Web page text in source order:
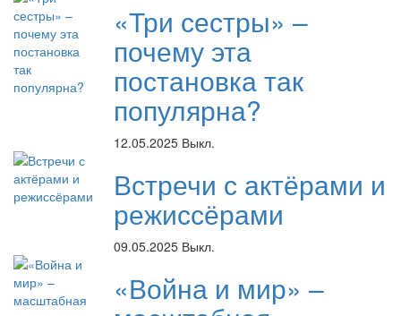
«Три сестры» –
почему эта
постановка так
популярна?
12.05.2025 Выкл.
Встречи с актёрами и
режиссёрами
09.05.2025 Выкл.
«Война и мир» –